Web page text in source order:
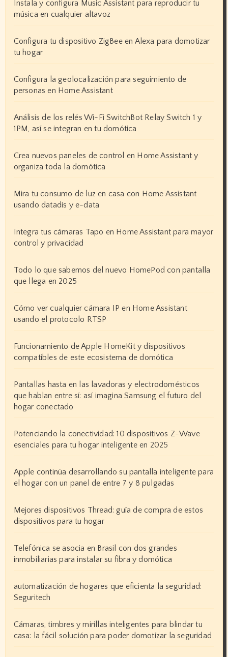
Instala y configura Music Assistant para reproducir tu
música en cualquier altavoz
Configura tu dispositivo ZigBee en Alexa para domotizar
tu hogar
Configura la geolocalización para seguimiento de
personas en Home Assistant
Análisis de los relés Wi-Fi SwitchBot Relay Switch 1 y
1PM, así se integran en tu domótica
Crea nuevos paneles de control en Home Assistant y
organiza toda la domótica
Mira tu consumo de luz en casa con Home Assistant
usando datadis y e-data
Integra tus cámaras Tapo en Home Assistant para mayor
control y privacidad
Todo lo que sabemos del nuevo HomePod con pantalla
que llega en 2025
Cómo ver cualquier cámara IP en Home Assistant
usando el protocolo RTSP
Funcionamiento de Apple HomeKit y dispositivos
compatibles de este ecosistema de domótica
Pantallas hasta en las lavadoras y electrodomésticos
que hablan entre sí: así imagina Samsung el futuro del
hogar conectado
Potenciando la conectividad: 10 dispositivos Z-Wave
esenciales para tu hogar inteligente en 2025
Apple continúa desarrollando su pantalla inteligente para
el hogar con un panel de entre 7 y 8 pulgadas
Mejores dispositivos Thread: guía de compra de estos
dispositivos para tu hogar
Telefónica se asocia en Brasil con dos grandes
inmobiliarias para instalar su fibra y domótica
automatización de hogares que eficienta la seguridad:
Seguritech
Cámaras, timbres y mirillas inteligentes para blindar tu
casa: la fácil solución para poder domotizar la seguridad